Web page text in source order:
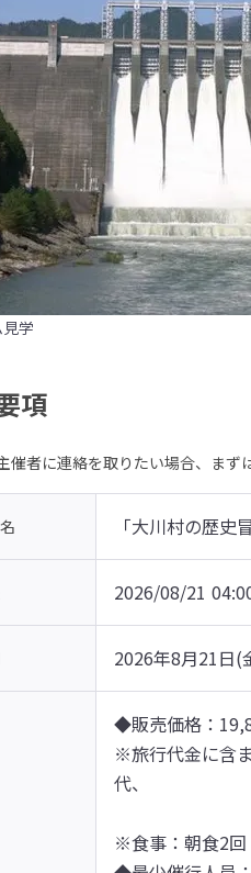
学
項
者に連絡を取りたい場合、まず
「大川村の歴
2026/08/21
2026年8月21日(
◆販売価格：
※旅行代金に含
代、
添
※食事：朝食2回